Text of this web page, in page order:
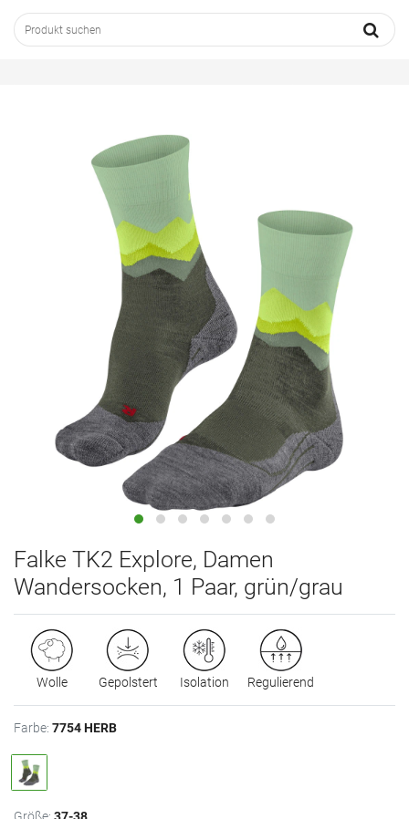
Falke TK2 Explore, Damen
Wandersocken, 1 Paar, grün/grau
Wolle Gepolstert Isolation Regulierend
Farbe: 7754 HERB